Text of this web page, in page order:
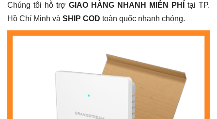
Chúng tôi hỗ trợ GIAO HÀNG NHANH MIỄN PHÍ
tại TP.
Hồ Chí Minh và SHIP COD toàn quốc nhanh chóng.